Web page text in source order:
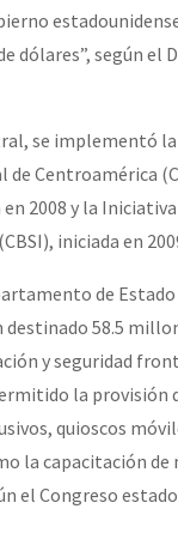
dólares”, según el
se implementó
de Centroamérica
2008 y la
iniciada en
de Estado
58.5
y seguridad
la provisión
quioscos
la capacitación de
el Congreso